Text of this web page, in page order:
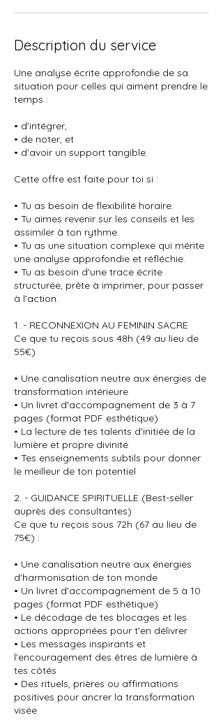
Description du service
Une analyse écrite approfondie de sa
situation pour celles qui aiment prendre le
temps :
• d'intégrer,
• de noter, et
• d'avoir un support tangible.
Cette offre est faite pour toi si :
• Tu as besoin de flexibilité horaire.
• Tu aimes revenir sur les conseils et les
assimiler à ton rythme.
• Tu as une situation complexe qui mérite
une analyse approfondie et réfléchie.
• Tu as besoin d'une trace écrite
structurée, prête à imprimer, pour passer
à l'action.
1. - RECONNEXION AU FEMININ SACRE
Ce que tu reçois sous 48h (49 au lieu de
55€)
• Une canalisation neutre aux énergies de
transformation intérieure
• Un livret d'accompagnement de 3 à 7
pages (format PDF esthétique)
• La lecture de tes talents d'initiée de la
lumière et propre divinité
• Tes enseignements subtils pour donner
le meilleur de ton potentiel
2. - GUIDANCE SPIRITUELLE (Best-seller
auprès des consultantes)
Ce que tu reçois sous 72h (67 au lieu de
75€) :
• Une canalisation neutre aux énergies
d'harmonisation de ton monde
• Un livret d'accompagnement de 5 à 10
pages (format PDF esthétique)
• Le décodage de tes blocages et les
actions appropriées pour t'en délivrer
• Les messages inspirants et
l'encouragement des êtres de lumière à
tes côtés
• Des rituels, prières ou affirmations
positives pour ancrer la transformation
visée